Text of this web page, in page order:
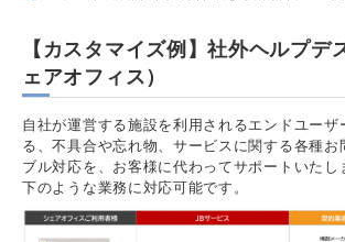
【カスタマイズ例】社外ヘルプデ
ェアオフィス）
自社が運営する施設を利用されるエンドユーザ
る、不具合や忘れ物、サービスに関する各種お
ブル対応を、お客様に代わってサポートいたし
下のような業務に対応可能です。